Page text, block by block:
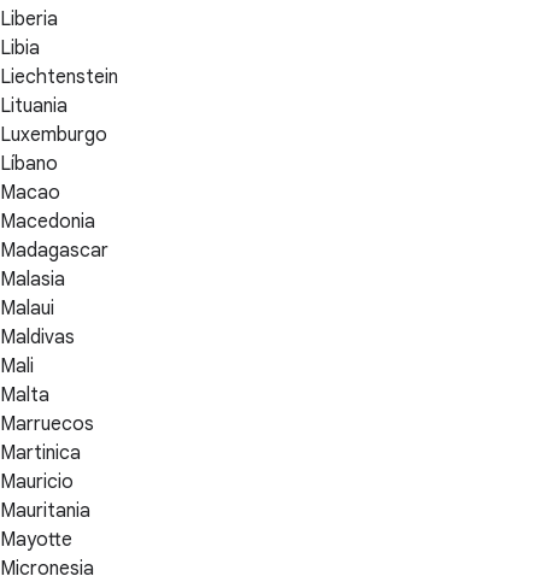
Liberia
Libia
Liechtenstein
Lituania
Luxemburgo
Líbano
Macao
Macedonia
Madagascar
Malasia
Malaui
Maldivas
Mali
Malta
Marruecos
Martinica
Mauricio
Mauritania
Mayotte
Micronesia